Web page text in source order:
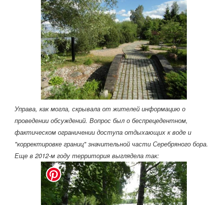
Управа, как могла, скрывала от жителей информацию о
проведении обсуждений. Вопрос был о беспрецедентном,
фактическом ограничении доступа отдыхающих к воде и
"корректировке границ" значительной части Серебряного бора.
Еще в 2012-м году территория выглядела так: